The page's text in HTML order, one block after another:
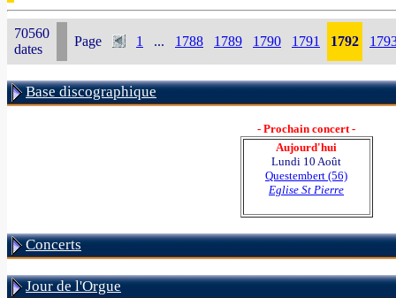
70560
dates
Page 1 ... 1788 1789 1790 1791 1792
Base discographique
- Prochain concert -
Aujourd'hui
Lundi 10 Août
Questembert (56)
Eglise St Pierre
Concerts
Jour de l'Orgue